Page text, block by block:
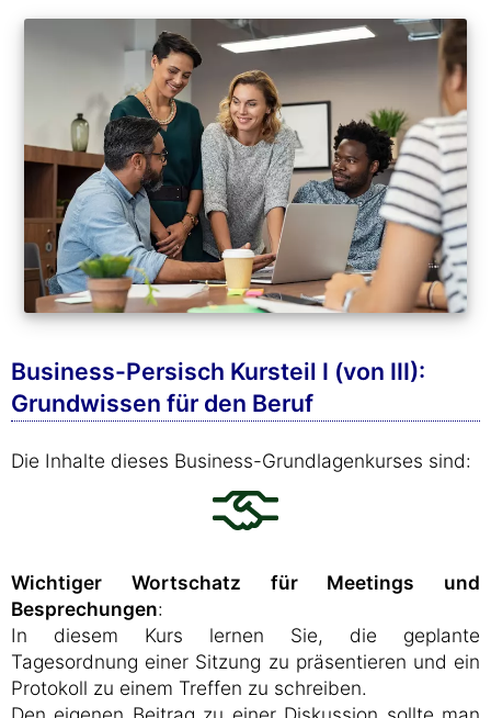
Business-Persisch Kursteil I (von III):
Grundwissen für den Beruf
Die Inhalte dieses Business-Grundlagenkurses sind:
Wichtiger Wortschatz für Meetings und
Besprechungen:
In diesem Kurs lernen Sie, die geplante
Tagesordnung einer Sitzung zu präsentieren und ein
Protokoll zu einem Treffen zu schreiben.